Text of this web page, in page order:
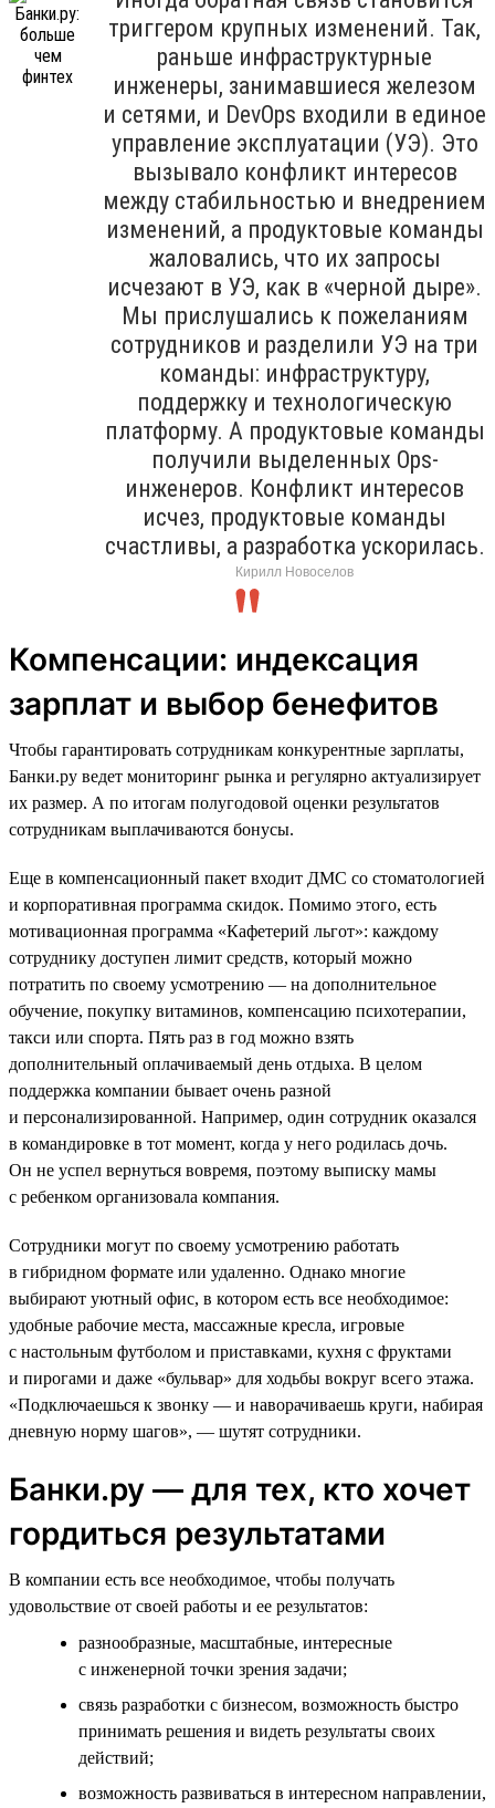
триггером крупных изменений. Так,
раньше инфраструктурные
инженеры, занимавшиеся железом
и сетями, и DevOps входили в единое
управление эксплуатации (УЭ). Это
вызывало конфликт интересов
между стабильностью и внедрением
изменений, а продуктовые команды
жаловались, что их запросы
исчезают в УЭ, как в «черной дыре».
Мы прислушались к пожеланиям
сотрудников и разделили УЭ на три
команды: инфраструктуру,
поддержку и технологическую
платформу. А продуктовые команды
получили выделенных Ops-
инженеров. Конфликт интересов
исчез, продуктовые команды
счастливы, а разработка ускорилась.
Кирилл Новоселов
Компенсации: индексация
зарплат и выбор бенефитов
Чтобы гарантировать сотрудникам конкурентные зарплаты,
Банки.ру ведет мониторинг рынка и регулярно актуализирует
их размер. А по итогам полугодовой оценки результатов
сотрудникам выплачиваются бонусы.
Еще в компенсационный пакет входит ДМС со стоматологией
и корпоративная программа скидок. Помимо этого, есть
мотивационная программа «Кафетерий льгот»: каждому
сотруднику доступен лимит средств, который можно
потратить по своему усмотрению — на дополнительное
обучение, покупку витаминов, компенсацию психотерапии,
такси или спорта. Пять раз в год можно взять
дополнительный оплачиваемый день отдыха. В целом
поддержка компании бывает очень разной
и персонализированной. Например, один сотрудник оказался
в командировке в тот момент, когда у него родилась дочь.
Он не успел вернуться вовремя, поэтому выписку мамы
с ребенком организовала компания.
Сотрудники могут по своему усмотрению работать
в гибридном формате или удаленно. Однако многие
выбирают уютный офис, в котором есть все необходимое:
удобные рабочие места, массажные кресла, игровые
с настольным футболом и приставками, кухня с фруктами
и пирогами и даже «бульвар» для ходьбы вокруг всего этажа.
«Подключаешься к звонку — и наворачиваешь круги, набирая
дневную норму шагов», — шутят сотрудники.
Банки.ру — для тех, кто хочет
гордиться результатами
В компании есть все необходимое, чтобы получать
удовольствие от своей работы и ее результатов:
разнообразные, масштабные, интересные
с инженерной точки зрения задачи;
связь разработки с бизнесом, возможность быстро
принимать решения и видеть результаты своих
действий;
возможность развиваться в интересном направлении,